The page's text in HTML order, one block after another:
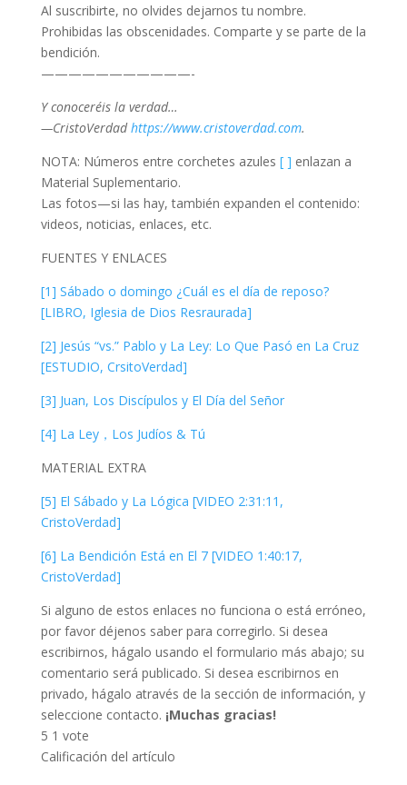
Al suscribirte, no olvides dejarnos tu nombre.
Prohibidas las obscenidades. Comparte y se parte de la
bendición.
———————————-
Y conoceréis la verdad…
—CristoVerdadhttps://www.cristoverdad.com.
NOTA: Números entre corchetes azules [ ] enlazan a
Material Suplementario.
Las fotos—si las hay, también expanden el contenido:
videos, noticias, enlaces, etc.
FUENTES Y ENLACES
[1] Sábado o domingo ¿Cuál es el día de reposo?
[LIBRO, Iglesia de Dios Resraurada]
[2] Jesús “vs.” Pablo y La Ley: Lo Que Pasó en La Cruz
[ESTUDIO, CrsitoVerdad]
[3] Juan, Los Discípulos y El Día del Señor
[4] La Ley，Los Judíos & Tú
MATERIAL EXTRA
[5] El Sábado y La Lógica [VIDEO 2:31:11,
CristoVerdad]
[6] La Bendición Está en El 7 [VIDEO 1:40:17,
CristoVerdad]
Si alguno de estos enlaces no funciona o está erróneo,
por favor déjenos saber para corregirlo. Si desea
escribirnos, hágalo usando el formulario más abajo; su
comentario será publicado. Si desea escribirnos en
privado, hágalo através de la sección de información, y
seleccione contacto. ¡Muchas gracias!
5 1 vote
Calificación del artículo